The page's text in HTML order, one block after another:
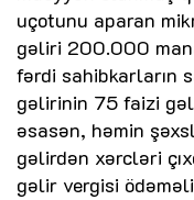
uçotunu aparan
gəliri 200.000
fərdi sahibkarların
gəlirinin 75 faizi
əsasən, həmin
gəlirdən xərcləri
gəlir vergisi